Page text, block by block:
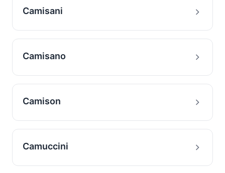
Camisani
Camisano
Camison
Camuccini